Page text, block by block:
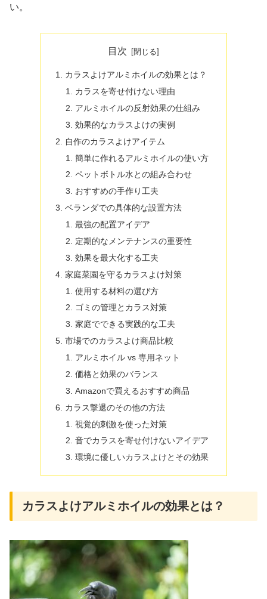
い。
目次
カラスよけアルミホイルの効果とは？
カラスを寄せ付けない理由
アルミホイルの反射効果の仕組み
効果的なカラスよけの実例
自作のカラスよけアイテム
簡単に作れるアルミホイルの使い方
ペットボトル水との組み合わせ
おすすめの手作り工夫
ベランダでの具体的な設置方法
最強の配置アイデア
定期的なメンテナンスの重要性
効果を最大化する工夫
家庭菜園を守るカラスよけ対策
使用する材料の選び方
ゴミの管理とカラス対策
家庭でできる実践的な工夫
市場でのカラスよけ商品比較
アルミホイル vs 専用ネット
価格と効果のバランス
Amazonで買えるおすすめ商品
カラス撃退のその他の方法
視覚的刺激を使った対策
音でカラスを寄せ付けないアイデア
環境に優しいカラスよけとその効果
カラスよけアルミホイルの効果とは？